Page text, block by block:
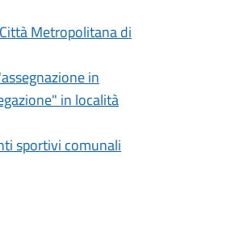
Metropolitana di
in
in località
sportivi comunali